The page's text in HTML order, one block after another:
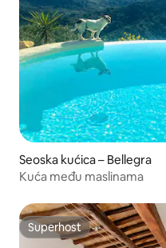
Seoska kućica – Bellegra
Kuća među maslinama
Superhost
Superhost